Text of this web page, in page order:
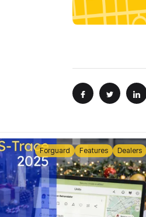
Forguard Features Dealers